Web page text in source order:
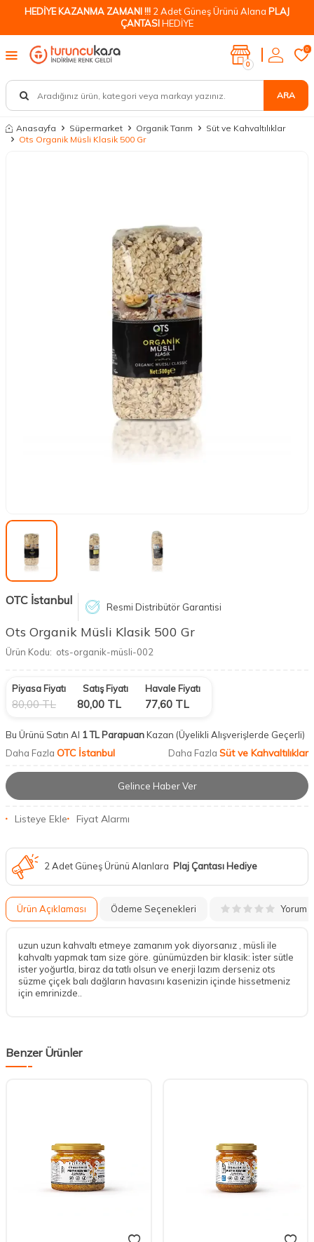
HEDİYE KAZANMA ZAMANI !!! 2 Adet Güneş Ürünü Alana PLAJ
ÇANTASIHEDİYE
ARA
0
0
Anasayfa Süpermarket Organik Tarım
Süt ve Kahvaltılıklar
Ots Organik Müsli Klasik 500 Gr
OTC İstanbul Resmi Distribütör Garantisi
Ots Organik Müsli Klasik 500 Gr
Ürün Kodu: ots-organik-müsli-002
Piyasa Fiyatı
80,00TL
Satış Fiyatı
80,00 TL
Havale Fiyatı
77,60 TL
Bu Ürünü Satın Al 1 TL ParapuanKazan (Üyelikli Alışverişlerde Geçerli)
Daha Fazla OTC İstanbul Daha Fazla Süt ve Kahvaltılıklar
Gelince Haber Ver
Listeye Ekle Fiyat Alarmı
2 Adet Güneş Ürünü Alanlara Plaj Çantası Hediye
Ürün Açıklaması Ödeme Seçenekleri Yorum
uzun uzun kahvaltı etmeye zamanım yok diyorsanız , müsli ile
kahvaltı yapmak tam size göre. günümüzden bir klasik: i̇ster sütle
ister yoğurtla, biraz da tatlı olsun ve enerji lazım derseniz ots
süzme çiçek balı dağların havasını kasenizin içinde hissetmeniz
için emrinizde..
Benzer Ürünler